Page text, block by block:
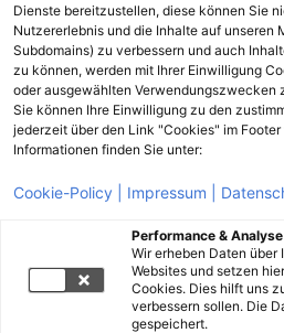
Dienste bereitzustellen, diese können Sie
Nutzererlebnis und die Inhalte auf unseren
Subdomains) zu verbessern und auch
zu können, werden mit Ihrer Einwilligung
oder ausgewählten Verwendungszwecken
Sie können Ihre Einwilligung zu den
jederzeit über den Link "Cookies" im
Informationen finden Sie unter:
Cookie-Policy | Impressum |
Performance & Analyse
Wir erheben Daten über
Websites und setzen
Cookies. Dies hilft uns
verbessern sollen. Die
gespeichert.